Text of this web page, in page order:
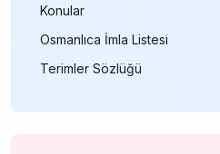
Konular
Osmanlıca İmla Listesi
Terimler Sözlüğü